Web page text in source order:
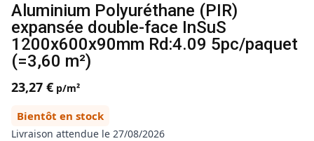
Aluminium Polyuréthane (PIR)
expansée double-face InSuS
1200x600x90mm Rd:4.09 5pc/paquet
(=3,60 m²)
23,27 € p/m²
Bientôt en stock
Livraison attendue le 27/08/2026